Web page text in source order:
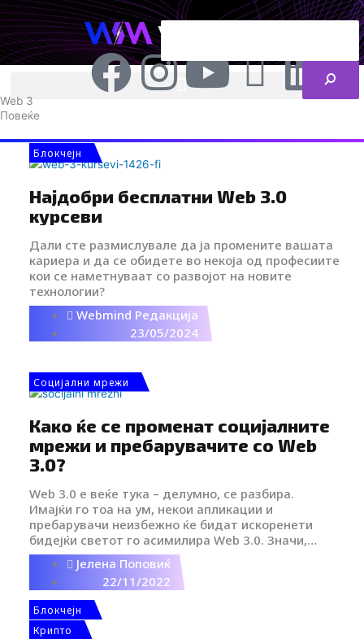
Skip
to
content
F
c
e
b
o
o
k
I
s
t
a
g
r
a
Y
u
t
u
b
e
I
o
-
t
i
i
k
t
o
L
i
n
e
d
Search
Web 3
Повеќе
Блокчејн
Најдобри бесплатни Web 3.0
курсеви
Дали сте размислувале да ја промените вашата
кариера и да се обидете во некоја од професиите
кои се наметнуваат со развојот на новите
технологии?
Webmind Редакција
23/05/2024
Социјални мрежи
Како ќе се променат социјалните
мрежи и пребарувачите со Web
3.0?
Web 3.0 е веќе тука – делумно, се разбира.
Имајќи го тоа на ум, некои апликации и
пребарувачи неизбежно ќе бидат искоренети
бидејќи светот го асимилира Web 3.0. Значи,
прашањето е – Дали Веб 3.0 ќе ги замени Google
и социјалните медиуми?
Јелена Поповиќ
22/11/2022
Блокчејн
Крипто